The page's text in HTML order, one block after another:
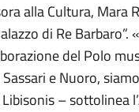
alla Cultura, Mara
di Re
del Polo
e Nuoro,
– sottolinea